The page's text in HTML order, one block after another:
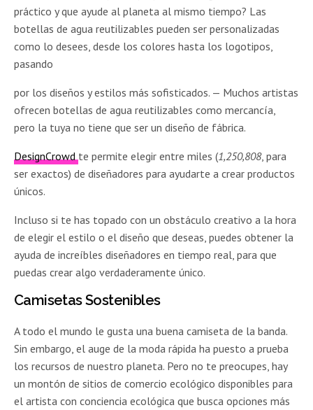
práctico y que ayude al planeta al mismo tiempo? Las
botellas de agua reutilizables pueden ser personalizadas
como lo desees, desde los colores hasta los logotipos,
pasando
por los diseños y estilos más sofisticados. — Muchos artistas
ofrecen botellas de agua reutilizables como mercancía,
pero la tuya no tiene que ser un diseño de fábrica.
DesignCrowd te permite elegir entre miles (1,250,808, para
ser exactos) de diseñadores para ayudarte a crear productos
únicos.
Incluso si te has topado con un obstáculo creativo a la hora
de elegir el estilo o el diseño que deseas, puedes obtener la
ayuda de increíbles diseñadores en tiempo real, para que
puedas crear algo verdaderamente único.
Camisetas Sostenibles
A todo el mundo le gusta una buena camiseta de la banda.
Sin embargo, el auge de la moda rápida ha puesto a prueba
los recursos de nuestro planeta. Pero no te preocupes, hay
un montón de sitios de comercio ecológico disponibles para
el artista con conciencia ecológica que busca opciones más